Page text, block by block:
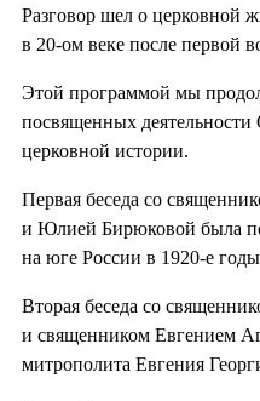
Разговор шел о церковной
в 20-ом веке после первой
Этой программой мы
посвященных
церковной истории.
Первая беседа со
и Юлией Бирюковой была
на юге России в 1920-е
Вторая беседа со
и священником Евгением
митрополита Евгения